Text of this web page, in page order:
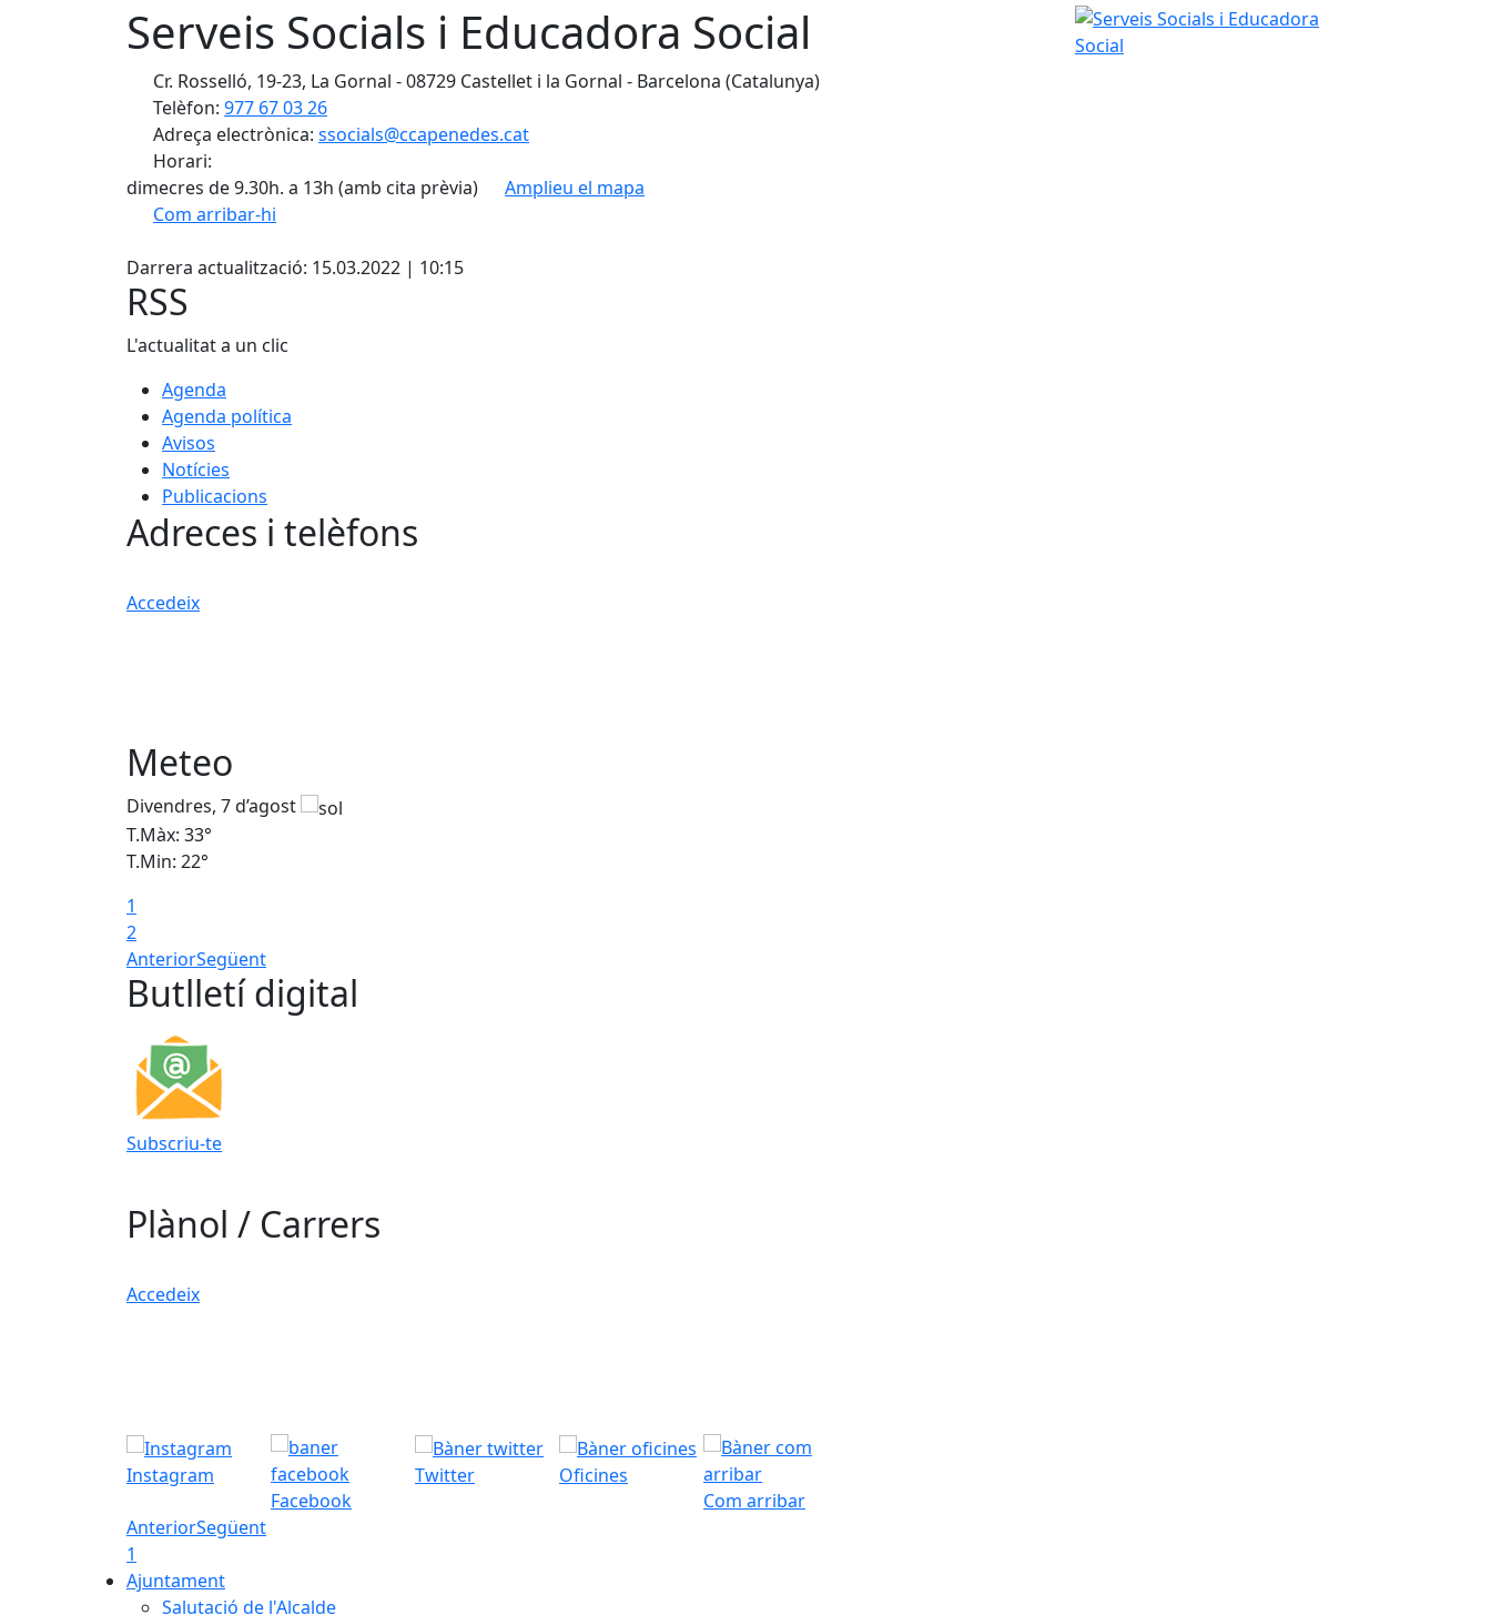
Serveis Socials i Educadora Social
Cr. Rosselló, 19-23, La Gornal - 08729 Castellet i la Gornal - Barcelona (Catalunya)
Telèfon: 977 67 03 26
Adreça electrònica: ssocials@ccapenedes.cat
Horari:
dimecres de 9.30h. a 13h (amb cita prèvia)
Amplieu el mapa
Com arribar-hi
+
−
Darrera actualització: 15.03.2022 | 10:15
Serveis Socials i Educadora Social
RSS
L'actualitat a un clic
Agenda
Agenda política
Avisos
Notícies
Publicacions
Adreces i telèfons
Accedeix
Meteo
Divendres, 7 d’agost
T.Màx: 33°
T.Min: 22°
1
2
AnteriorSegüent
Butlletí digital
Subscriu-te
Plànol / Carrers
Accedeix
Instagram
Facebook
Twitter
Oficines
Com arribar
AnteriorSegüent
1
Ajuntament
Salutació de l'Alcalde